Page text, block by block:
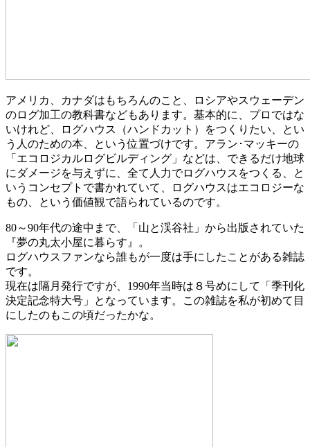
アメリカ、カナダはもちろんのこと、ロシアやスウェーデン
のログ加工の教科書などもあります。基本的に、プロではな
いけれど、ログハウス（ハンドカット）をつくりたい、とい
う人のための本、という位置づけです。アラン･マッキーの
「エコロジカルログビルディング」などは、できるだけ地球
にダメージを与えずに、全て人力でログハウスをつくる、と
いうコンセプトで書かれていて、ログハウスはエコロジーな
もの、という価値観で語られているのです。
80～90年代の途中まで、「山と渓谷社」から出版されていた
『夢の丸太小屋に暮らす』。
ログハウスファンなら誰もが一度は手にしたことがある雑誌
です。
現在は隔月発行ですが、1990年当時は８号めにして「季刊化
決定記念特大号」となっています。この雑誌を私が初めて目
にしたのもこの頃だったかな。